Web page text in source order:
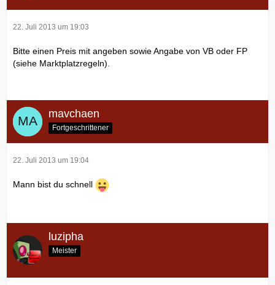
22. Juli 2013 um 19:03
Bitte einen Preis mit angeben sowie Angabe von VB oder FP
(siehe Marktplatzregeln).
mavchaen
Fortgeschrittener
22. Juli 2013 um 19:04
Mann bist du schnell
luzipha
Meister